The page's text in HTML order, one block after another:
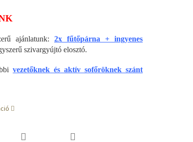
ajánlatunk:2x fűtőpárna + ingyenes
szivargyújtó elosztó.
vezetőknek és aktív sofőröknek szánt